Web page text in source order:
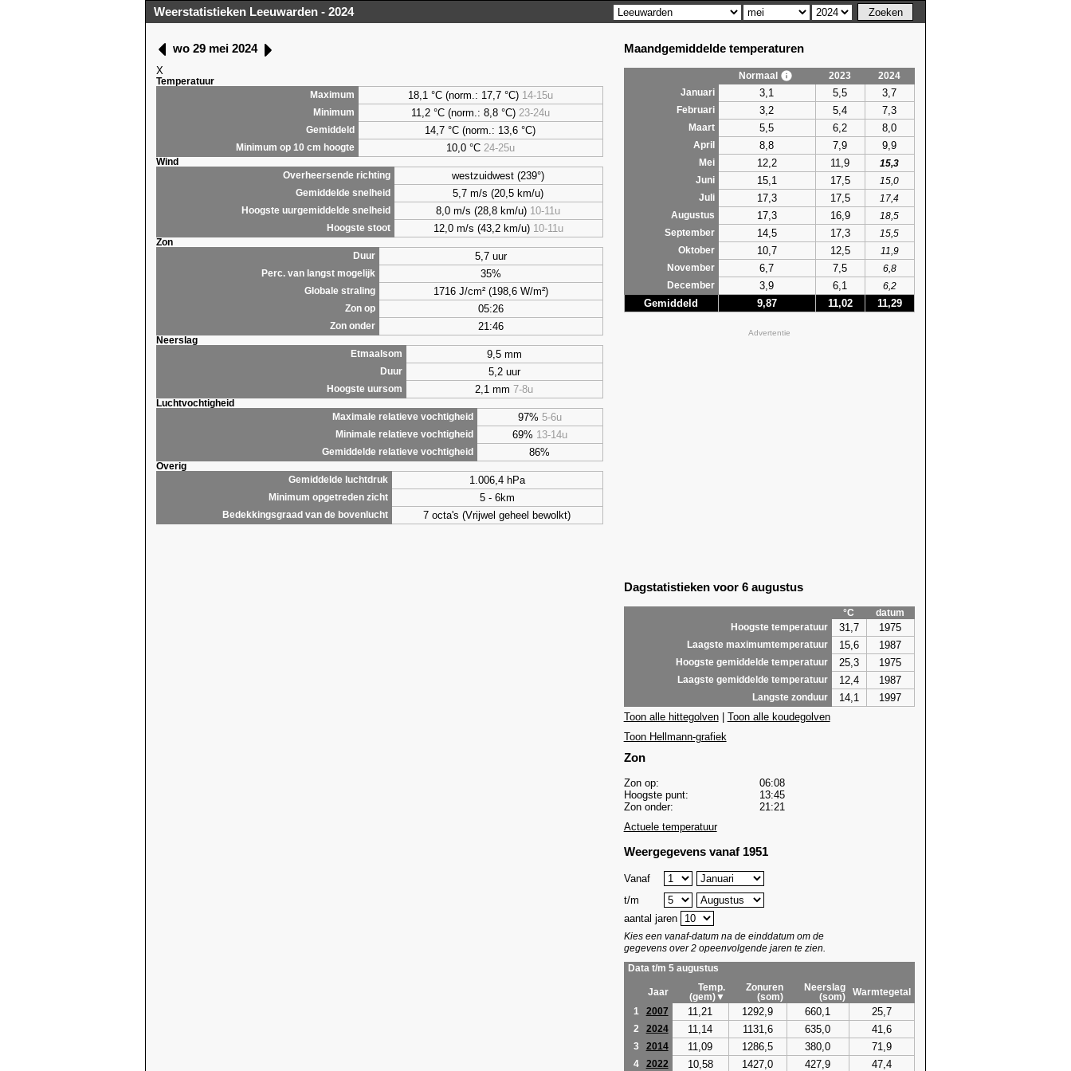
Weerstatistieken Leeuwarden - 2024
wo 29 mei 2024
X
Temperatuur
Maximum
18,1 °C (norm.: 17,7 °C) 14-15u
Minimum 11,2 °C (norm.: 8,8 °C) 23-24u
Gemiddeld 14,7 °C (norm.: 13,6 °C)
Minimum op 10 cm hoogte 10,0 °C 24-25u
Wind
Overheersende richting
westzuidwest (239°)
Gemiddelde snelheid 5,7 m/s (20,5 km/u)
Hoogste uurgemiddelde snelheid 8,0 m/s (28,8 km/u) 10-11u
Hoogste stoot 12,0 m/s (43,2 km/u) 10-11u
Zon
Duur
5,7 uur
Perc. van langst mogelijk 35%
Globale straling 1716 J/cm² (198,6 W/m²)
Zon op 05:26
Zon onder 21:46
Neerslag
Etmaalsom
9,5 mm
Duur 5,2 uur
Hoogste uursom 2,1 mm7-8u
Luchtvochtigheid
Maximale relatieve vochtigheid
97% 5-6u
Minimale relatieve vochtigheid 69% 13-14u
Gemiddelde relatieve vochtigheid 86%
Overig
Gemiddelde luchtdruk
1.006,4 hPa
Minimum opgetreden zicht 5 - 6km
Bedekkingsgraad van de bovenlucht 7 octa's (Vrijwel geheel bewolkt)
Maandgemiddelde temperaturen
Normaal 2023
2024
Januari
3,1 5,5 3,7
Februari 3,2 5,4 7,3
Maart 5,5 6,2 8,0
April 8,8 7,9 9,9
Mei 12,2 11,9
15,3
Juni
15,1 17,5
15,0
Juli
17,3 17,5
17,4
Augustus
17,3 16,9
18,5
September
14,5 17,3
15,5
Oktober
10,7 12,5
11,9
November
6,7 7,5
6,8
December
3,9 6,1 6,2
Gemiddeld 9,87 11,02 11,29
Advertentie
Dagstatistieken voor 6 augustus
°C
datum
Hoogste temperatuur
31,7 1975
Laagste maximumtemperatuur 15,6 1987
Hoogste gemiddelde temperatuur 25,3 1975
Laagste gemiddelde temperatuur 12,4 1987
Langste zonduur 14,1
1997
Toon alle hittegolven| Toon alle koudegolven
Toon Hellmann-grafiek
Zon
Zon op:
06:08
Hoogste punt:
13:45
Zon onder:
21:21
Actuele temperatuur
Weergegevens vanaf 1951
Vanaf
t/m
aantal jaren
Kies een vanaf-datum na de einddatum om de
gegevens over 2 opeenvolgende jaren te zien.
Data t/m 5 augustus
Jaar
Temp.
(gem)▼
Zonuren
(som)
Neerslag
(som)
Warmtegetal
1
2007 11,21 1292,9 660,1 25,7
2 2024 11,14 1131,6 635,0 41,6
3 2014 11,09 1286,5 380,0 71,9
4 2022 10,58 1427,0 427,9 47,4